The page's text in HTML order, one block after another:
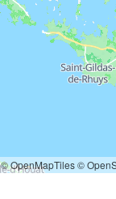
© OpenMapTiles©